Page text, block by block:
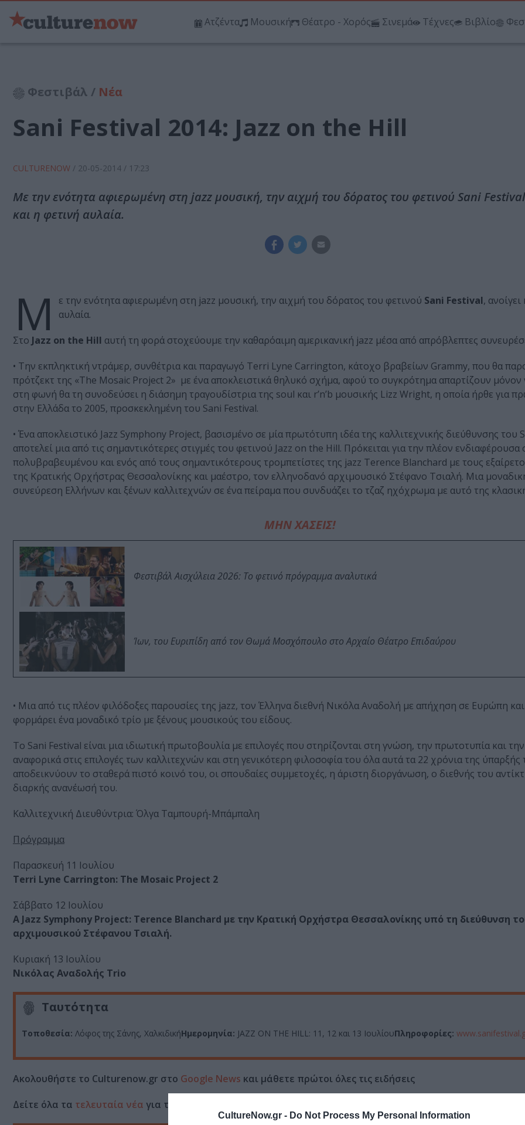
CultureNow.gr - Do Not Process My Personal Information
Ατζέντα Μουσική Θέατρο - Χορός Σινεμά Τέχνες Βιβλίο
Φεστιβάλ / Νέα
Sani Festival 2014: Jazz on the Hill
CULTURENOW / 20-05-2014 / 17:23
Με την ενότητα αφιερωμένη στη jazz μουσική, την αιχμή του δόρατος του φετινού Sani
και η φετινή αυλαία.
Μ ε την ενότητα αφιερωμένη στη jazz μουσική, την αιχμή του δόρατος του φετινού Sani Festival,
αυλαία.
Στο Jazz on the Hill αυτή τη φορά στοχεύουμε την καθαρόαιμη αμερικανική jazz μέσα από απρόβλεπτες
• Την εκπληκτική ντράμερ, συνθέτρια και παραγωγό Terri Lyne Carrington, κάτοχο βραβείων Grammy, που θα
πρότζεκτ της «The Mosaic Project 2» με ένα αποκλειστικά θηλυκό σχήμα, αφού το συγκρότημα απαρτίζουν μόνον
στη φωνή θα τη συνοδεύσει η διάσημη τραγουδίστρια της soul και r’n’b μουσικής Lizz Wright, η οποία ήρθε για
στην Ελλάδα το 2005, προσκεκλημένη του Sani Festival.
• Ένα αποκλειστικό Jazz Symphony Project, βασισμένο σε μία πρωτότυπη ιδέα της καλλιτεχνικής διεύθυνσης του
αποτελεί μια από τις σημαντικότερες στιγμές του φετινού Jazz on the Hill. Πρόκειται για την πλέον
πολυβραβευμένου και ενός από τους σημαντικότερους τρομπετίστες της jazz Terence Blanchard με τους
της Κρατικής Ορχήστρας Θεσσαλονίκης και μαέστρο, τον ελληνοδανό αρχιμουσικό Στέφανο Τσιαλή. Μια
συνεύρεση Ελλήνων και ξένων καλλιτεχνών σε ένα πείραμα που συνδυάζει το τζαζ ηχόχρωμα με αυτό της
ΜΗΝ ΧΑΣΕΙΣ!
Φεστιβάλ Αισχύλεια 2026: Το φετινό πρόγραμμα αναλυτικά
Ίων, του Ευριπίδη από τον Θωμά Μοσχόπουλο στο Αρχαίο Θέατρο Επιδαύρου
• Μια από τις πλέον φιλόδοξες παρουσίες της jazz, τον Έλληνα διεθνή Νικόλα Αναδολή με απήχηση σε Ευρώπη
φορμάρει ένα μοναδικό τρίο με ξένους μουσικούς του είδους.
Το Sani Festival είναι μια ιδιωτική πρωτοβουλία με επιλογές που στηρίζονται στη γνώση, την πρωτοτυπία και
αναφορικά στις επιλογές των καλλιτεχνών και στη γενικότερη φιλοσοφία του όλα αυτά τα 22 χρόνια της ύπαρξής
αποδεικνύουν το σταθερά πιστό κοινό του, οι σπουδαίες συμμετοχές, η άριστη διοργάνωση, ο διεθνής του
διαρκής ανανέωσή του.
Καλλιτεχνική Διευθύντρια: Όλγα Ταμπουρή-Μπάμπαλη
Πρόγραμμα
Παρασκευή 11 Ιουλίου
Terri Lyne Carrington: The Mosaic Project 2
Σάββατο 12 Ιουλίου
Α Jazz Symphony Project: Terence Blanchard με την Κρατική Ορχήστρα Θεσσαλονίκης υπό τη διεύθυνση
αρχιμουσικού Στέφανου Τσιαλή.
Κυριακή 13 Ιουλίου
Νικόλας Αναδολής Trio
Ταυτότητα
Τοποθεσία: Λόφος της Σάνης, ΧαλκιδικήΗμερομηνία: JAZZ ON THE HILL: 11, 12 και 13 ΙουλίουΠληροφορίες:
Ακολουθήστε το Culturenow.gr στο Google News και μάθετε πρώτοι όλες τις ειδήσεις
Δείτε όλα τα τελευταία νέα για την Τέχνη και τον Πολιτισμό στο